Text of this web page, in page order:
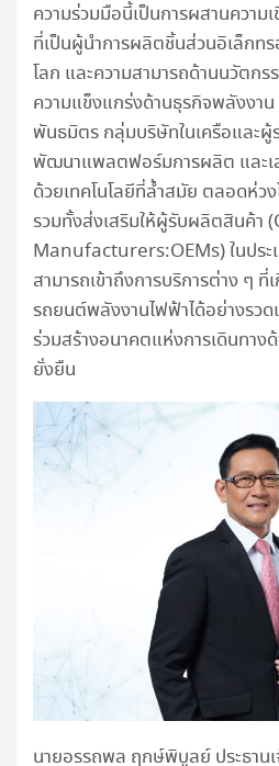
ความร่วมมือนี้เป็นการผสานควา
ที่เป็นผู้นำการผลิตชิ้นส่วนอิเล็กท
โลก และความสามารถด้านนวัตกร
ความแข็งแกร่งด้านธุรกิจพลังงา
พันธมิตร กลุ่มบริษัทในเครือและผู้
พัฒนาแพลตฟอร์มการผลิต และเ
ด้วยเทคโนโลยีที่ล้ำสมัย ตลอดห่ว
รวมทั้งส่งเสริมให้ผู้รับผลิตสินค้
Manufacturers:OEMs) ในประ
สามารถเข้าถึงการบริการต่าง ๆ
รถยนต์พลังงานไฟฟ้าได้อย่างรวด
ร่วมสร้างอนาคตแห่งการเดินทา
ยั่งยืน
นายอรรถพล ฤกษ์พิบูลย์ ประธานเ